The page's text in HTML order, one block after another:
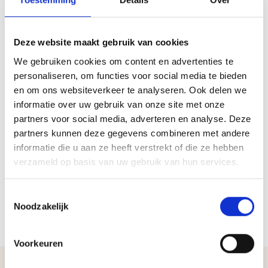
Deze website maakt gebruik van cookies
We gebruiken cookies om content en advertenties te
personaliseren, om functies voor social media te bieden
en om ons websiteverkeer te analyseren. Ook delen we
informatie over uw gebruik van onze site met onze
partners voor social media, adverteren en analyse. Deze
partners kunnen deze gegevens combineren met andere
informatie die u aan ze heeft verstrekt of die ze hebben
verzameld op basis van uw gebruik van hun services.
Noodzakelijk
Voorkeuren
makkelijk droogt en niet zal scheuren of vervormen.
crème gele kleur en heeft een typische en prettige
houtsoort Abachi hout
afmetingen
Kopmaat ca. 90 x 70 mm,
Lengte is variabel